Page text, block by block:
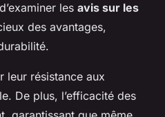
les avis sur les
des avantages,
leur résistance aux
De plus, l’efficacité des